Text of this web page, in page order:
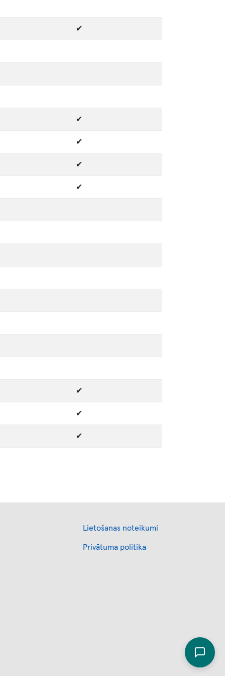
✔
✔
✔
✔
✔
✔
✔
✔
Lietošanas noteikumi
Privātuma politika